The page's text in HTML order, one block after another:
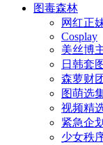
图毒森林
网红正
Cosplay
美丝博
日韩套
森萝财团
图萌选
视频精
紧急企划
少女秩